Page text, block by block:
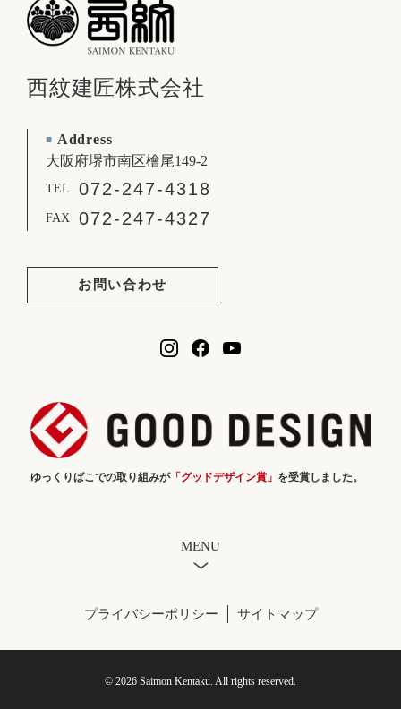
西紋建匠株式会社
■ Address
大阪府堺市南区檜尾149-2
TEL 072-247-4318
FAX 072-247-4327
お問い合わせ
ゆっくりばこでの取り組みが「グッドデザイン賞」 を受賞しました。
MENU
プライバシーポリシー サイトマップ
© 2026 Saimon Kentaku. All rights reserved.